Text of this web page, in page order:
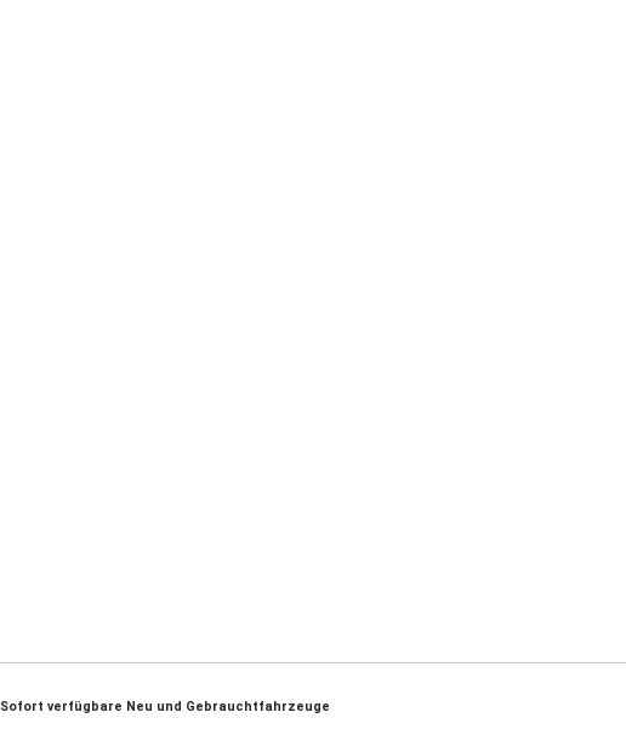
Sofort verfügbare Neu und Gebrauchtfahrzeuge